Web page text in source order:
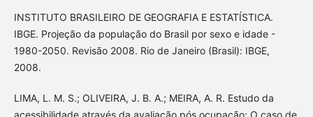
INSTITUTO BRASILEIRO DE GEOGRAFIA E ESTATÍSTICA.
IBGE. Projeção da população do Brasil por sexo e idade -
1980-2050. Revisão 2008. Rio de Janeiro (Brasil): IBGE,
2008.
LIMA, L. M. S.; OLIVEIRA, J. B. A.; MEIRA, A. R. Estudo da
acessibilidade através da avaliação pós ocupação: O caso de